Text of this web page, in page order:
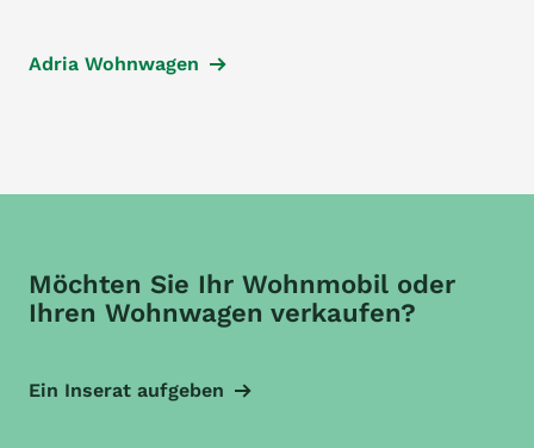
Adria Wohnwagen
Möchten Sie Ihr Wohnmobil oder
Ihren Wohnwagen verkaufen?
Ein Inserat aufgeben